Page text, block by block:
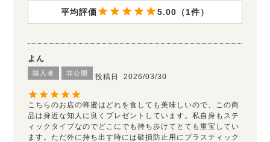
5.00 1
よん
購入者 非公開 投稿日 2026/03/30
こちらのお店の蜂蜜はどれを食しても美味しいので、この商
品は身近な知人に良くプレゼントしています。私自身もステ
ィックタイプなのでどこにでも持ち歩けてとても重宝してい
ます。ただ外に持ち出す時には破損防止用にプラスティック